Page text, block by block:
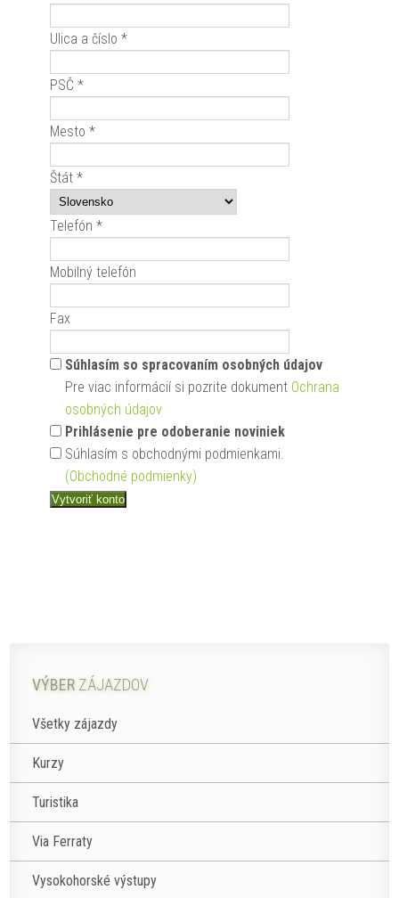
Ulica a číslo *
PSČ *
Mesto *
Štát *
Telefón *
Mobilný telefón
Fax
Súhlasím so spracovaním osobných údajov
Pre viac informácií si pozrite dokument Ochrana
osobných údajov
Prihlásenie pre odoberanie noviniek
Súhlasím s obchodnými podmienkami.
(Obchodné podmienky)
Vytvoriť konto
VÝBERZÁJAZDOV
Všetky zájazdy
Kurzy
Turistika
Via Ferraty
Vysokohorské výstupy